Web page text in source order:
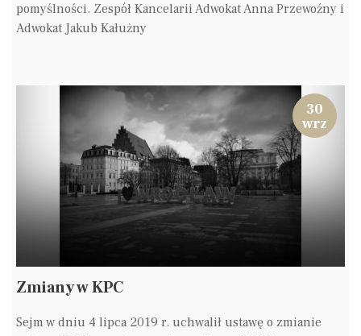
pomyślności. Zespół Kancelarii Adwokat Anna Przewoźny i
Adwokat Jakub Kałużny
30
wrz
Zmiany w KPC
Sejm w dniu 4 lipca 2019 r. uchwalił ustawę o zmianie